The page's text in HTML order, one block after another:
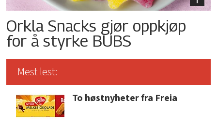
Orkla Snacks gjør oppkjøp
for å styrke BUBS
Mest lest:
To høstnyheter fra Freia